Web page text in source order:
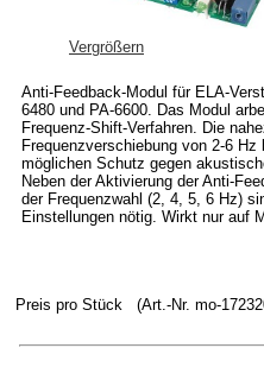
Vergrößern
Anti-Feedback-Modul für ELA-
6480 und PA-6600. Das Modul
Frequenz-Shift-Verfahren. Die
Frequenzverschiebung von 2-6
möglichen Schutz gegen
Neben der Aktivierung der Anti-
der Frequenzwahl (2, 4, 5, 6 Hz)
Einstellungen nötig. Wirkt nur auf
Preis pro Stück (Art.-Nr. mo-